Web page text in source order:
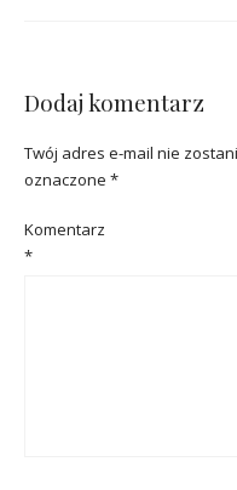
Dodaj komentarz
Twój adres e-mail nie
oznaczone *
Komentarz
*